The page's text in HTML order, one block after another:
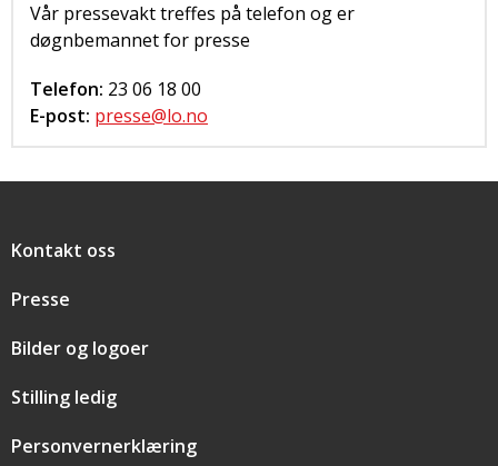
Vår pressevakt treffes på telefon og er
døgnbemannet for presse
Telefon: 23 06 18 00
E-post: presse@lo.no
Snarveier
Kontakt oss
Presse
Bilder og logoer
Stilling ledig
Personvernerklæring